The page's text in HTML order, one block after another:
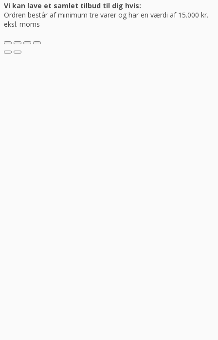
Vi kan lave et samlet tilbud til dig hvis:
Ordren består af minimum tre varer og har en værdi af 15.000 kr.
eksl. moms